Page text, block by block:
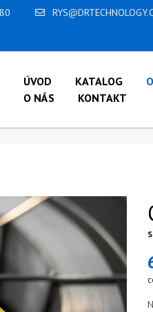
ÚVOD KATALOG
O NÁS
KONTAKT